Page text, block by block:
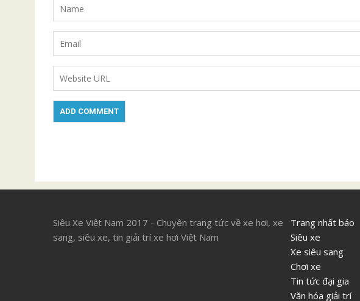
Siêu Xe Việt Nam 2017 - Chuyên trang tức về xe hơi, xe
sang, siêu xe, tin giải trí xe hơi Việt Nam
Trang nhất báo
Siêu xe
Xe siêu sang
Chơi xe
Tin tức đại gia
Văn hóa giải trí